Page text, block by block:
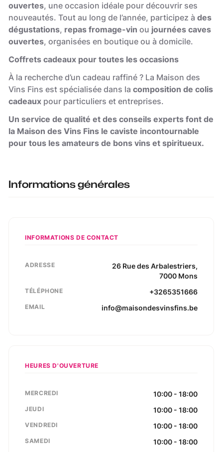
ouvertes, une occasion idéale pour découvrir ses
nouveautés. Tout au long de l’année, participez àdes
dégustations, repas fromage-vin ou journées caves
ouvertes, organisées en boutique ou à domicile.
Coffrets cadeaux pour toutes les occasions
À la recherche d’un cadeau raffiné ? La Maison des
Vins Fins est spécialisée dans lacomposition de colis
cadeaux pour particuliers et entreprises.
Un service de qualité et des conseils experts font de
la Maison des Vins Fins le caviste incontournable
pour tous les amateurs de bons vins et spiritueux.
Informations générales
INFORMATIONS DE CONTACT
ADRESSE 26 Rue des Arbalestriers,
7000 Mons
TÉLÉPHONE +3265351666
EMAIL info@maisondesvinsfins.be
HEURES D'OUVERTURE
MERCREDI 10:00 - 18:00
JEUDI 10:00 - 18:00
VENDREDI 10:00 - 18:00
SAMEDI 10:00 - 18:00